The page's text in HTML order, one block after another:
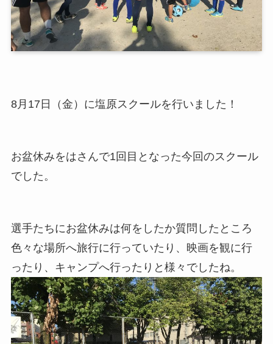
8月17日（金）に塩原スクールを行いました！
お盆休みをはさんで1回目となった今回のスクール
でした。
選手たちにお盆休みは何をしたか質問したところ
色々な場所へ旅行に行っていたり、映画を観に行
ったり、キャンプへ行ったりと様々でしたね。